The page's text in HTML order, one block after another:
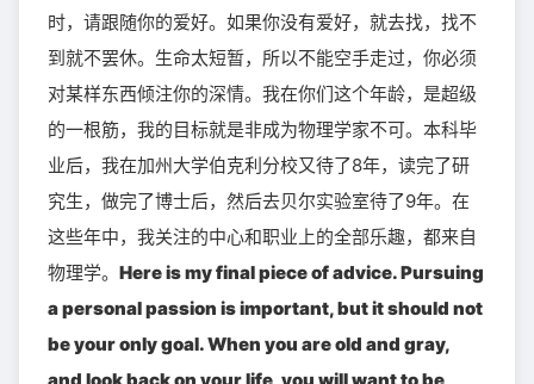
时，请跟随你的爱好。如果你没有爱好，就去找，找不
到就不罢休。生命太短暂，所以不能空手走过，你必须
对某样东西倾注你的深情。我在你们这个年龄，是超级
的一根筋，我的目标就是非成为物理学家不可。本科毕
业后，我在加州大学伯克利分校又待了8年，读完了研
究生，做完了博士后，然后去贝尔实验室待了9年。在
这些年中，我关注的中心和职业上的全部乐趣，都来自
物理学。 Here is my final piece of advice. Pursuing
a personal passion is important, but it should not
be your only goal. When you are old and gray,